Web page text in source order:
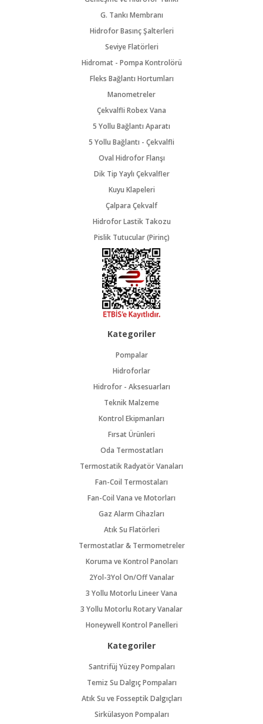
G. Tankı Membranı
Hidrofor Basınç Şalterleri
Seviye Flatörleri
Hidromat - Pompa Kontrolörü
Fleks Bağlantı Hortumları
Manometreler
Çekvalfli Robex Vana
5 Yollu Bağlantı Aparatı
5 Yollu Bağlantı - Çekvalfli
Oval Hidrofor Flanşı
Dik Tip Yaylı Çekvalfler
Kuyu Klapeleri
Çalpara Çekvalf
Hidrofor Lastik Takozu
Pislik Tutucular (Pirinç)
Kategoriler
Pompalar
Hidroforlar
Hidrofor - Aksesuarları
Teknik Malzeme
Kontrol Ekipmanları
Fırsat Ürünleri
Oda Termostatları
Termostatik Radyatör Vanaları
Fan-Coil Termostaları
Fan-Coil Vana ve Motorları
Gaz Alarm Cihazları
Atık Su Flatörleri
Termostatlar & Termometreler
Koruma ve Kontrol Panoları
2Yol-3Yol On/Off Vanalar
3 Yollu Motorlu Lineer Vana
3 Yollu Motorlu Rotary Vanalar
Honeywell Kontrol Panelleri
Kategoriler
Santrifüj Yüzey Pompaları
Temiz Su Dalgıç Pompaları
Atık Su ve Fosseptik Dalgıçları
Sirkülasyon Pompaları